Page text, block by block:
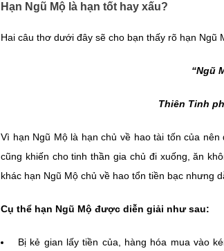
Hạn Ngũ Mộ là hạn tốt hay xấu?
Hai câu thơ dưới đây sẽ cho bạn thấy rõ hạn Ngũ
“Ngũ
Thiên Tinh
Vì hạn Ngũ Mộ là hạn chủ về hao tài tốn của
cũng khiến cho tinh thần gia chủ đi xuống, ăn
khác hạn Ngũ Mộ chủ về hao tổn tiền bạc nhưng
Cụ thể hạn Ngũ Mộ được diễn giải như sau:
Bị kẻ gian lấy tiền của, hàng hóa mua vào